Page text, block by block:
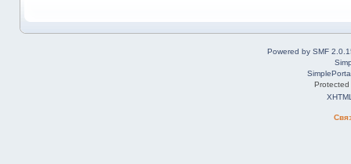
Powered by SMF